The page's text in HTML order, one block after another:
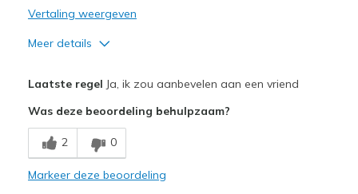
Sizing
Feels true to size
Vertaling weergeven
Meer details
Breathe Well
Comfortable
Laatste regel Ja, ik zou aanbevelen aan een vriend
Was deze beoordeling behulpzaam?
2 0
Markeer deze beoordeling